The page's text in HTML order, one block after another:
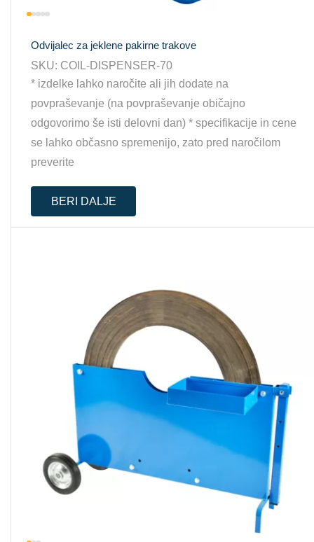
Odvijalec za jeklene pakirne trakove
SKU: COIL-DISPENSER-70
* izdelke lahko naročite ali jih dodate na
povpraševanje (na povpraševanje običajno
odgovorimo še isti delovni dan) * specifikacije in cene
se lahko občasno spremenijo, zato pred naročilom
preverite
BERI DALJE